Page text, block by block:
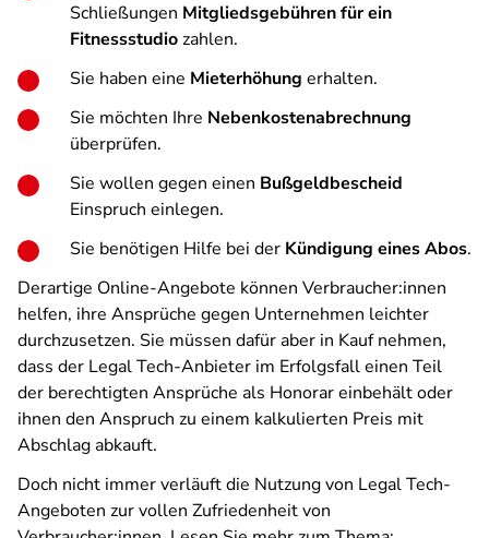
Schließungen Mitgliedsgebühren für ein
Fitnessstudiozahlen.
Sie haben eine Mieterhöhung erhalten.
Sie möchten Ihre Nebenkostenabrechnung
überprüfen.
Sie wollen gegen einen Bußgeldbescheid
Einspruch einlegen.
Sie benötigen Hilfe bei der Kündigung eines Abos.
Derartige Online-Angebote können Verbraucher:innen
helfen, ihre Ansprüche gegen Unternehmen leichter
durchzusetzen. Sie müssen dafür aber in Kauf nehmen,
dass der Legal Tech-Anbieter im Erfolgsfall einen Teil
der berechtigten Ansprüche als Honorar einbehält oder
ihnen den Anspruch zu einem kalkulierten Preis mit
Abschlag abkauft.
Doch nicht immer verläuft die Nutzung von Legal Tech-
Angeboten zur vollen Zufriedenheit von